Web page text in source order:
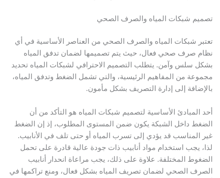
تصميم شبكات المياه والصرف الصحي
تعتبر شبكات المياه والصرف الصحي من العناصر الأساسية في أي
نظام صرف صحي فعال، حيث يتم تصميمها لضمان تدفق المياه
بشكل سلس وآمن. يتطلب التصميم الاحترافي لشبكات المياه تحديد
مجموعة من المفاهيم الرئيسية، والتي تشمل الضغط وتدفق المياه،
بالإضافة إلى إدارة التصريف بشكل مأمون.
أحد المبادئ الأساسية لتصميم شبكات المياه هو التأكد من أن
الضغط داخل الشبكة يكون ضمن المستوى المطلوب، إذ إن الضغط
غير المناسب قد يؤدي إلى تسرب المياه أو حتى تلف في الأنابيب.
لذا، يجب استخدام مواد أنابيب ذات جودة عالية قادرة على تحمل
الضغوط المختلفة. علاوة على ذلك، يجب مراعاة انحدار أنابيب
الصرف الصحي لضمان تصريف المياه بشكل فعال، ومنع تراكمها في